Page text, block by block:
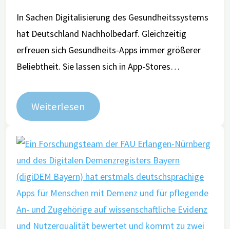
In Sachen Digitalisierung des Gesundheitssystems
hat Deutschland Nachholbedarf. Gleichzeitig
erfreuen sich Gesundheits-Apps immer größerer
Beliebtheit. Sie lassen sich in App-Stores…
Weiterlesen